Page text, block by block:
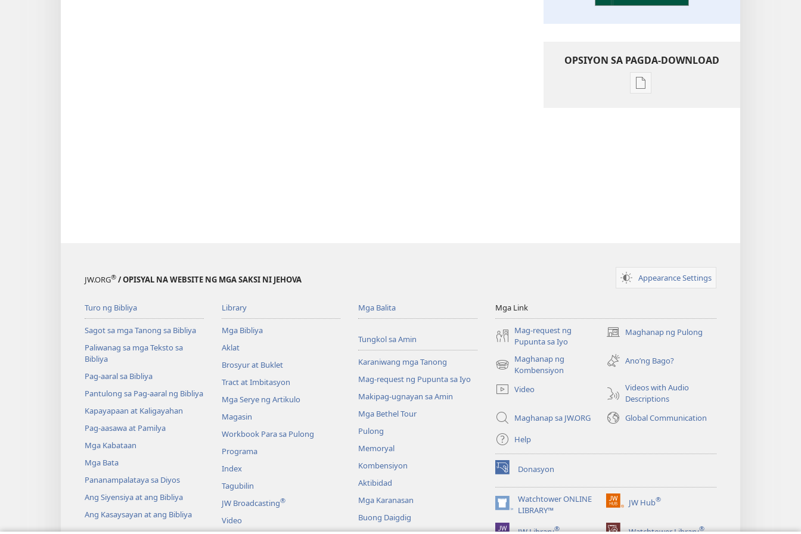
OPSIYON SA PAGDA-DOWNLOAD
Opsiyon
JW.ORG® / OPISYAL NA WEBSITE NG MGA SAKSI NI JEHOVA Appearance Settings
Turo ng Bibliya
Sagot sa mga Tanong sa Bibliya
Paliwanag sa mga Teksto sa
Bibliya
Pag-aaral sa Bibliya
Pantulong sa Pag-aaral ng Bibliya
Kapayapaan at Kaligayahan
Pag-aasawa at Pamilya
Mga Kabataan
Mga Bata
Pananampalataya sa Diyos
Ang Siyensiya at ang Bibliya
Ang Kasaysayan at ang Bibliya
Library
Mga Bibliya
Aklat
Brosyur at Buklet
Tract at Imbitasyon
Mga Serye ng Artikulo
Magasin
Workbook Para sa Pulong
Programa
Index
Tagubilin
JW Broadcasting®
Video
Mga Balita
Tungkol sa Amin
Karaniwang mga Tanong
Mag-request ng Pupunta sa Iyo
Makipag-ugnayan sa Amin
Mga Bethel Tour
Pulong
Memoryal
Kombensiyon
Aktibidad
Mga Karanasan
Buong Daigdig
Mga Link
Mag-request ng
Pupunta sa Iyo
Maghanap ng Pulong
(may
na
window)
Maghanap ng
Kombensiyon
(may
na
window)
Ano’ng Bago?
Video
Videos with Audio
Descriptions
Maghanap sa JW.ORG
Global Communication
Help
Donasyon
(may
bubukas
na
bagong
Watchtower ONLINE
LIBRARY™
(may
bubukas
JW Hub®
(may
na
JW Library® Watchtower Library®